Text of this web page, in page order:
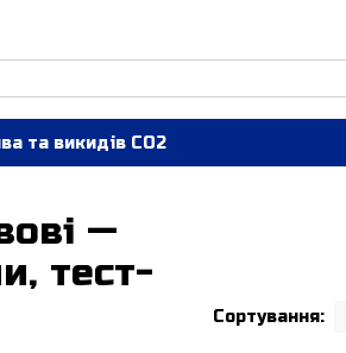
та викидів СО2
—
тест-
Сортування: